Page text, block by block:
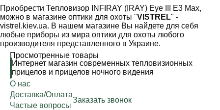
Приобрести Тепловизор INFIRAY (IRAY) Eye III E3 Max,
можно в магазине оптики для охоты "VISTREL" -
vistrel.kiev.ua. В нашем магазине Вы найдете для себя
любые приборы из мира оптики для охоты любого
производителя представленного в Украине.
Просмотренные товары
Интернет магазин современных тепловизионных
прицелов и прицелов ночного видения
О нас
Доставка/Оплата
Частые вопросы
Заказать звонок